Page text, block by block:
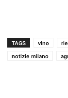
TAGS vino
notizie milano